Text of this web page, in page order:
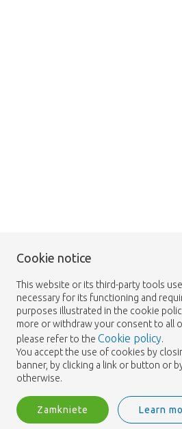
Cookie notice
This website or its third-party tools
necessary for its functioning and
purposes illustrated in the cookie
more or withdraw your consent to all
please refer to the Cookie policy.
You accept the use of cookies by
banner, by clicking a link or button or
otherwise.
Zamkniete Learn